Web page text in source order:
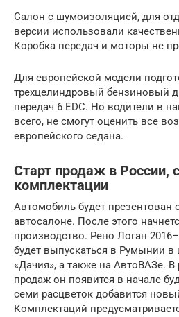
Салон с шумоизоляцией, для
версии использовали
Коробка передач и моторы не
Для европейской модели
трехцелиндровый бензиновый
передач 6 EDC. Но водители в
всего, не смогут оценить все
европейского седана.
Старт продаж в России,
комплектации
Автомобиль будет
автосалоне. После этого
производство. Рено Логан
будет выпускаться в Румынии в
«Дачия», а также на АвтоВАЗе. В
продаж он появится в начале
семи расцветок добавится
Комплектаций